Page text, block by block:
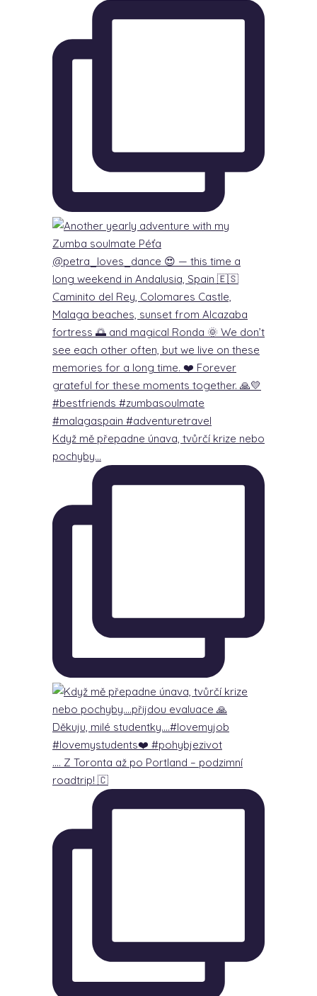
Když mě přepadne únava, tvůrčí krize nebo
pochyby…
…. Z Toronta až po Portland – podzimní
roadtrip! 🇨